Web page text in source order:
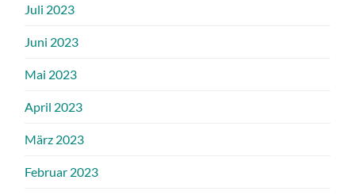
Juli 2023
Juni 2023
Mai 2023
April 2023
März 2023
Februar 2023